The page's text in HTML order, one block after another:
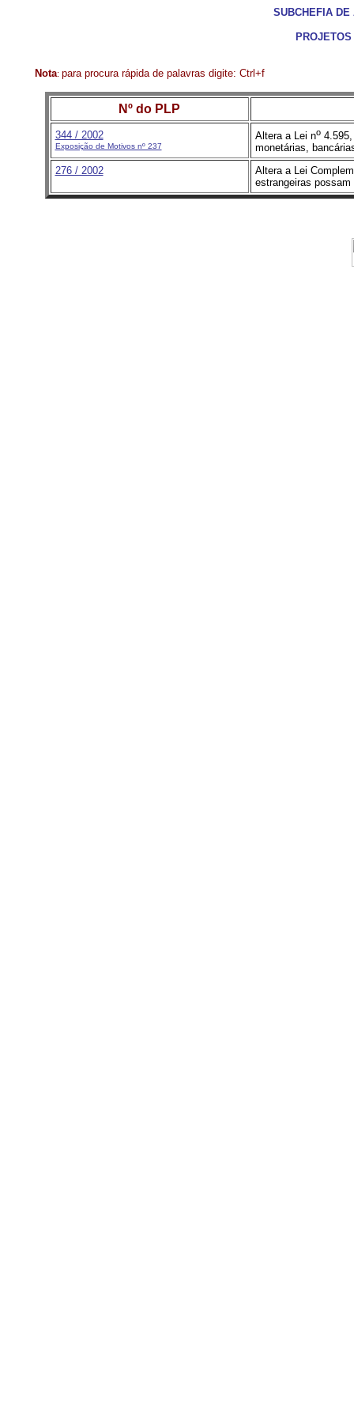
SUBCHEFIA DE
Nota: para procura rápida de palavras digite: Ctrl+f
Nº do PLP
344 / 2002
Exposição de Motivos nº 237
Altera a Lei no4.595,
monetárias,
276 / 2002
Altera a Lei
estrangeiras